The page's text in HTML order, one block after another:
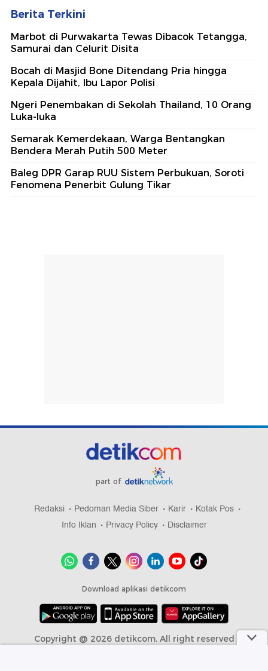
Berita Terkini
Marbot di Purwakarta Tewas Dibacok Tetangga,
Samurai dan Celurit Disita
Bocah di Masjid Bone Ditendang Pria hingga
Kepala Dijahit, Ibu Lapor Polisi
Ngeri Penembakan di Sekolah Thailand, 10 Orang
Luka-luka
Semarak Kemerdekaan, Warga Bentangkan
Bendera Merah Putih 500 Meter
Baleg DPR Garap RUU Sistem Perbukuan, Soroti
Fenomena Penerbit Gulung Tikar
part of
Redaksi Pedoman Media Siber Karir
Kotak Pos
Info Iklan
Privacy Policy Disclaimer
Download aplikasi detikcom
Copyright @ 2026 detikcom, All right reserved